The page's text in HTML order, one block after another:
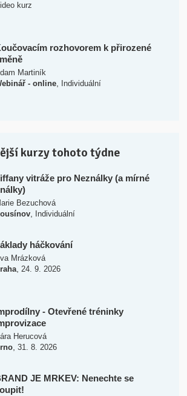
kurz
rozhovorem k přirozené
Martiník
- online, Individuální
kurzy tohoto týdne
vitráže pro Neználky (a mírné
Bezuchová
, Individuální
háčkování
Mrázková
, 24. 9. 2026
- Otevřené tréninky
Herucová
, 31. 8. 2026
JE MRKEV: Nenechte se